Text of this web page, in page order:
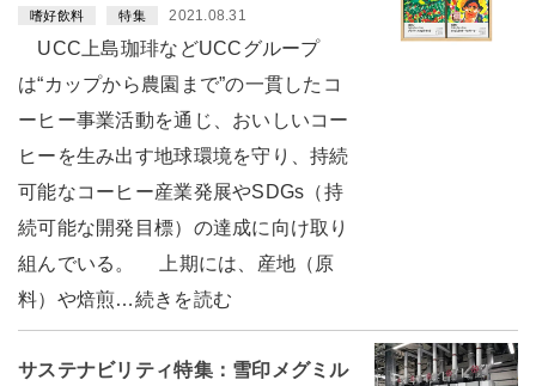
嗜好飲料 特集 2021.08.31
UCC上島珈琲などUCCグループ
は“カップから農園まで”の一貫したコ
ーヒー事業活動を通じ、おいしいコー
ヒーを生み出す地球環境を守り、持続
可能なコーヒー産業発展やSDGs（持
続可能な開発目標）の達成に向け取り
組んでいる。 上期には、産地（原
料）や焙煎…続きを読む
サステナビリティ特集：雪印メグミル